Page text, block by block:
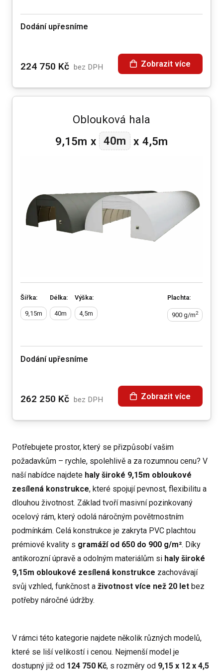
Dodání upřesníme
224 750 Kč bez DPH Zobrazit více
Oblouková hala
9,15m x 40m x 4,5m
Šířka:
9,15m
Délka:
40m
Výška:
4,5m
Plachta:
900 g/m2
Dodání upřesníme
262 250 Kč bez DPH Zobrazit více
Potřebujete prostor, který se přizpůsobí vašim
požadavkům – rychle, spolehlivě a za rozumnou cenu? V
naší nabídce najdete haly široké 9,15m obloukové
zesílená konstrukce, které spojují pevnost, flexibilitu a
dlouhou životnost. Základ tvoří masivní pozinkovaný
ocelový rám, který odolá náročným povětrnostním
podmínkám. Celá konstrukce je zakryta PVC plachtou
prémiové kvality s gramáží od 650 do 900 g/m². Díky
antikorozní úpravě a odolným materiálům si haly široké
9,15m obloukové zesílená konstrukce zachovávají
svůj vzhled, funkčnost a životnost více než 20 let bez
potřeby náročné údržby.
V rámci této kategorie najdete několik různých modelů,
které se liší velikostí i cenou. Nejmenší model je
dostupný již od 124 750 Kč, s rozměry od 9,15 x 12 x 4,5